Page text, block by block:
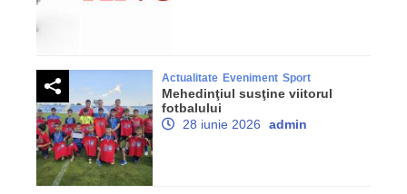
Actualitate Eveniment Sport
Mehedinţiul susţine viitorul
fotbalului
28 iunie 2026
admin